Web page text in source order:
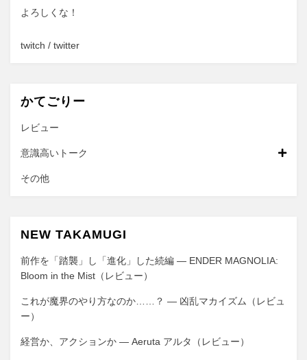
よろしくな！
twitch / twitter
かてごりー
レビュー
意識高いトーク
その他
NEW TAKAMUGI
前作を「踏襲」し「進化」した続編 ― ENDER MAGNOLIA:
Bloom in the Mist（レビュー）
これが魔界のやり方なのか……？ ― 凶乱マカイズム（レビュ
ー）
経営か、アクションか ― Aeruta アルタ（レビュー）